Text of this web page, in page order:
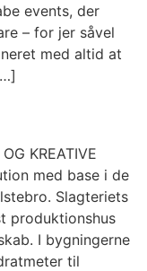
events, der
– for jer såvel
med altid at
KREATIVE
med base i de
Slagteriets
produktionshus
I bygningerne
til